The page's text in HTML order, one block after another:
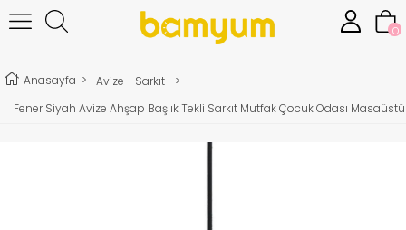
0
Anasayfa > Avize - Sarkıt
>
Fener Siyah Avize Ahşap Başlık Tekli Sarkıt Mutfak Çocuk Odası